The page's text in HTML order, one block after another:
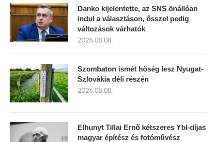
Danko kijelentette, az SNS önállóan
indul a választáson, ősszel pedig
változások várhatók
2026.08.08.
Szombaton ismét hőség lesz Nyugat-
Szlovákia déli részén
2026.08.08.
Elhunyt Tillai Ernő kétszeres Ybl-díjas
magyar építész és fotóművész